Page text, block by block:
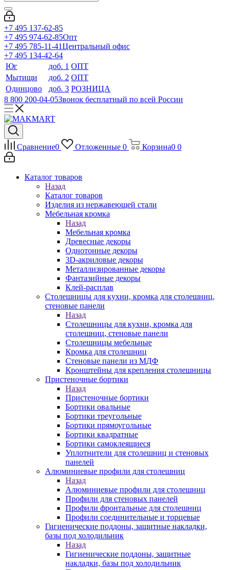
+7 495 137-62-85
+7 495 974-62-85Опт
+7 495 785-11-41Центральный офис
+7 495 134-42-64
Юг
доб. 1 ОПТ
Мытищи
доб. 2 ОПТ
Одинцово
доб. 3 РОЗНИЦА
8 800 200-04-05Звонок бесплатный по всей России
Сравнение0 Отложенные 0 Корзина0 0
Каталог товаров
Назад
Каталог товаров
Изделия из нержавеющей стали
Мебельная кромка
Назад
Мебельная кромка
Древесные декоры
Однотонные декоры
3D-акриловые декоры
Металлизированные декоры
Фантазийные декоры
Клей-расплав
Столешницы для кухни, кромка для столешниц,
стеновые панели
Назад
Столешницы для кухни, кромка для
столешниц, стеновые панели
Столешницы мебельные
Кромка для столешниц
Стеновые панели из МДФ
Кронштейны для крепления столешницы
Пристеночные бортики
Назад
Пристеночные бортики
Бортики овальные
Бортики треугольные
Бортики прямоугольные
Бортики квадратные
Бортики самоклеящиеся
Уплотнители для столешниц и стеновых
панелей
Алюминиевые профили для столешниц
Назад
Алюминиевые профили для столешниц
Профили для стеновых панелей
Профили фронтальные для столешниц
Профили соединительные и торцевые
Гигиенические поддоны, защитные накладки,
базы под холодильник
Назад
Гигиенические поддоны, защитные
накладки, базы под холодильник